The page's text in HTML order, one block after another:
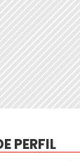
PERFIL